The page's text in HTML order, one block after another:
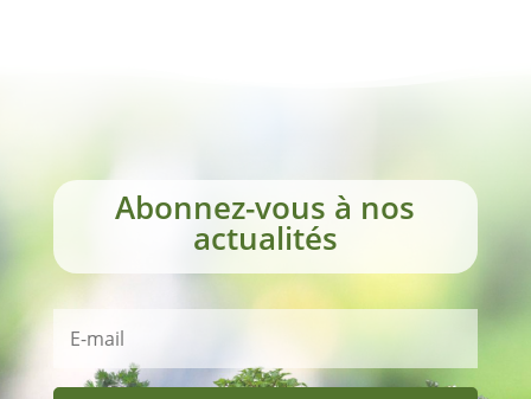
Abonnez-vous à nos
actualités